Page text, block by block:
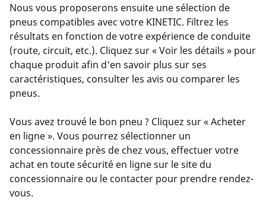
Nous vous proposerons ensuite une sélection de
pneus compatibles avec votre KINETIC. Filtrez les
résultats en fonction de votre expérience de conduite
(route, circuit, etc.). Cliquez sur « Voir les détails » pour
chaque produit afin d'en savoir plus sur ses
caractéristiques, consulter les avis ou comparer les
pneus.
Vous avez trouvé le bon pneu ? Cliquez sur « Acheter
en ligne ». Vous pourrez sélectionner un
concessionnaire près de chez vous, effectuer votre
achat en toute sécurité en ligne sur le site du
concessionnaire ou le contacter pour prendre rendez-
vous.